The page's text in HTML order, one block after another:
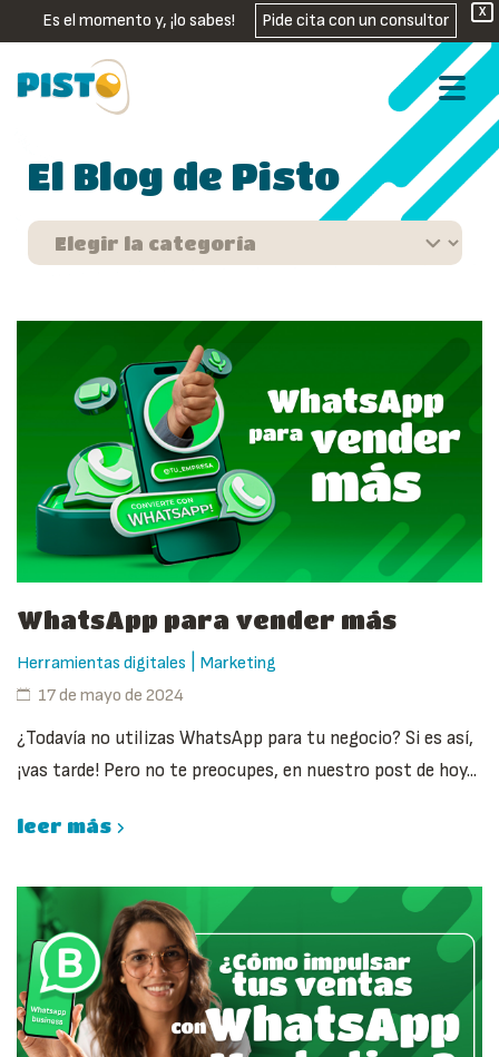
X
Es el momento y, ¡lo sabes! Pide cita con un consultor
El Blog de Pisto
WhatsApp para vender más
Herramientas digitales
Marketing
17 de mayo de 2024
¿Todavía no utilizas WhatsApp para tu negocio? Si es así,
¡vas tarde! Pero no te preocupes, en nuestro post de hoy...
leer más